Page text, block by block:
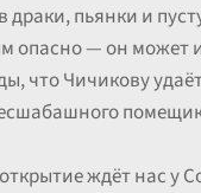
драки, пьянки и
опасно — он может
что Чичикову
ждёт нас у